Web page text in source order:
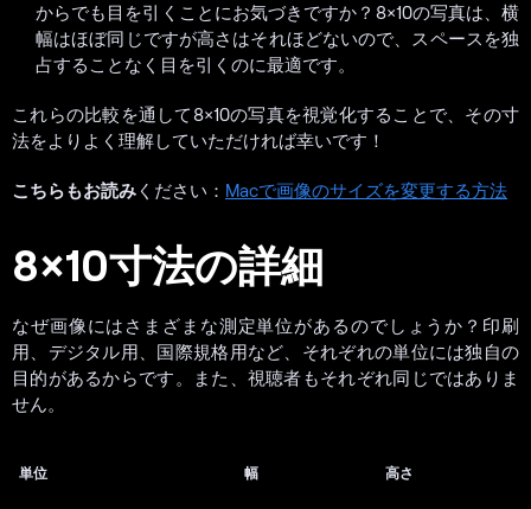
からでも目を引くことにお気づきですか？8×10の写真は、横
幅はほぼ同じですが高さはそれほどないので、スペースを独
占することなく目を引くのに最適です。
これらの比較を通して8×10の写真を視覚化することで、その寸
法をよりよく理解していただければ幸いです！
こちらもお読み ください： Macで画像のサイズを変更する方法
8×10寸法の詳細
なぜ画像にはさまざまな測定単位があるのでしょうか？印刷
用、デジタル用、国際規格用など、それぞれの単位には独自の
目的があるからです。また、視聴者もそれぞれ同じではありま
せん。
単位 幅 高さ